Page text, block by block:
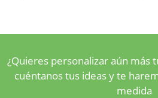
¿Quieres personalizar aún más
cuéntanos tus ideas y te
medida